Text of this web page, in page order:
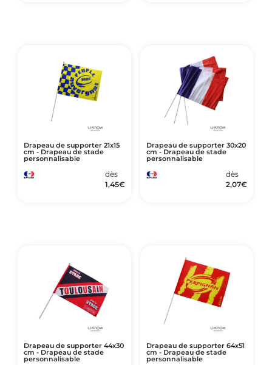
Drapeau de supporter 21x15
cm - Drapeau de stade
personnalisable
dès
1,45€
Drapeau de supporter 30x20
cm - Drapeau de stade
personnalisable
dès
2,07€
Drapeau de supporter 44x30
cm - Drapeau de stade
personnalisable
Drapeau de supporter 64x51
cm - Drapeau de stade
personnalisable